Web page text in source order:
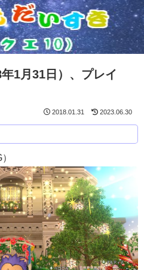
1月31日）、プレイ
2018.01.31 2023.06.30